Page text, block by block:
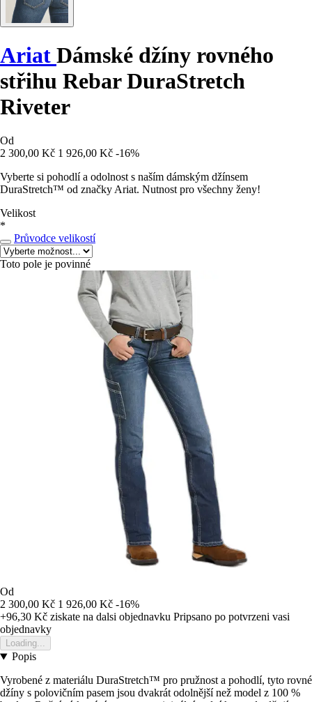
Ariat Dámské džíny rovného
střihu Rebar DuraStretch
Riveter
Od
2 300,00 Kč 1 926,00 Kč -16%
Vyberte si pohodlí a odolnost s naším dámským džínsem
DuraStretch™ od značky Ariat. Nutnost pro všechny ženy!
Velikost
*
Průvodce velikostí
Toto pole je povinné
Od
2 300,00 Kč 1 926,00 Kč -16%
+96,30 Kč ziskate na dalsi objednavku Pripsano po potvrzeni vasi
objednavky
Loading...
Popis
Vyrobené z materiálu DuraStretch™ pro pružnost a pohodlí, tyto rovné
džíny s polovičním pasem jsou dvakrát odolnější než model z 100 %